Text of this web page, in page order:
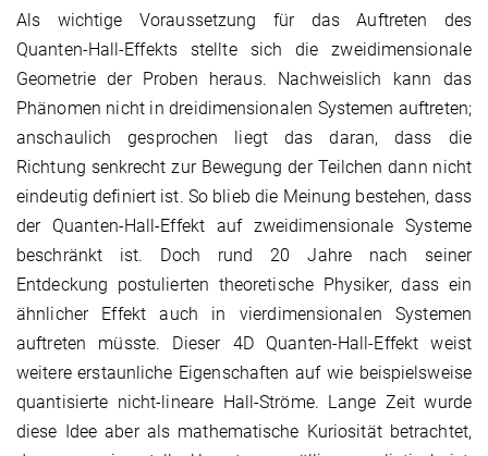
Als wichtige Voraussetzung für das Auftreten des
Quanten-Hall-Effekts stellte sich die zweidimensionale
Geometrie der Proben heraus. Nachweislich kann das
Phänomen nicht in dreidimensionalen Systemen auftreten;
anschaulich gesprochen liegt das daran, dass die
Richtung senkrecht zur Bewegung der Teilchen dann nicht
eindeutig definiert ist. So blieb die Meinung bestehen, dass
der Quanten-Hall-Effekt auf zweidimensionale Systeme
beschränkt ist. Doch rund 20 Jahre nach seiner
Entdeckung postulierten theoretische Physiker, dass ein
ähnlicher Effekt auch in vierdimensionalen Systemen
auftreten müsste. Dieser 4D Quanten-Hall-Effekt weist
weitere erstaunliche Eigenschaften auf wie beispielsweise
quantisierte nicht-lineare Hall-Ströme. Lange Zeit wurde
diese Idee aber als mathematische Kuriosität betrachtet,